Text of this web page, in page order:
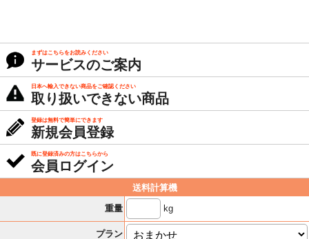
まずはこちらをお読みください
サービスのご案内
日本へ輸入できない商品をご確認ください
取り扱いできない商品
登録は無料で簡単にできます
新規会員登録
既に登録済みの方はこちらから
会員ログイン
送料計算機
重量
kg
プラン